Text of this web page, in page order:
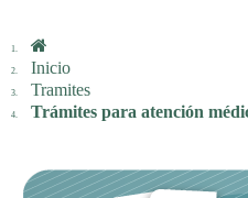
Inicio
Tramites
Trámites para atención